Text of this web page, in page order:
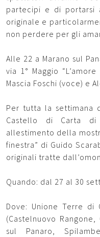
partecipi e di portarsi
originale e
non perdere per gli
Alle 22 a Marano sul
via 1° Maggio
Mascia Foschi (voce) e
Per tutta la settimana
Castello di Carta
allestimento della
finestra” di Guido
originali tratte
Quando: dal 27 al 30
Dove: Unione Terre di
(Castelnuovo
sul Panaro,